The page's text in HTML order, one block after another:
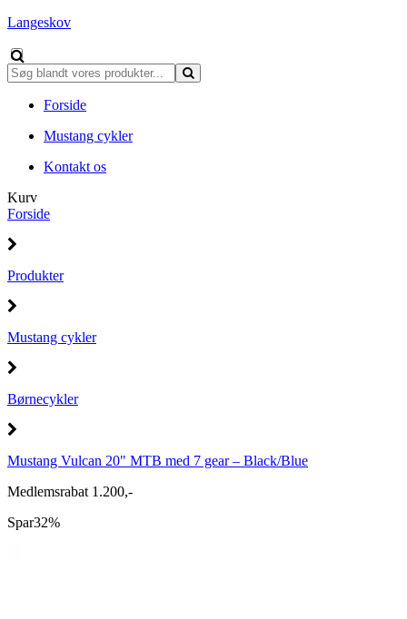
Langeskov
Forside
Mustang cykler
Kontakt os
Kurv
Forside
Produkter
Mustang cykler
Børnecykler
Mustang Vulcan 20" MTB med 7 gear – Black/Blue
Medlemsrabat 1.200,-
Spar32%